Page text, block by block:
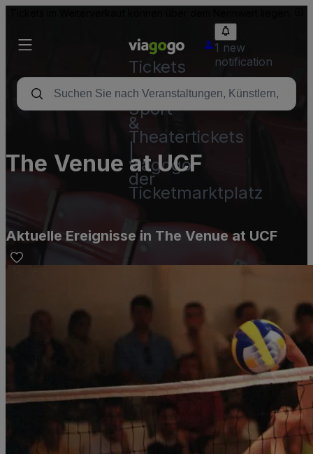
Tickets
-
Konzert-,
Sport-
&
Theatertickets
viagogo
der
Ticketmarktplatz
1 new
notification
The Venue at UCF
Aktuelle Ereignisse in The Venue at UCF